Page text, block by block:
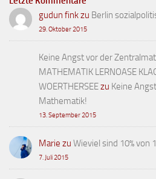
gudun finkzu Berlin
29. Oktober 2015
Keine Angst vor der
MATHEMATIK LERNOASE
WOERTHERSEEzu Keine
Mathematik!
13. September 2015
Marie zu Wieviel sind 10% von
7. Juli 2015